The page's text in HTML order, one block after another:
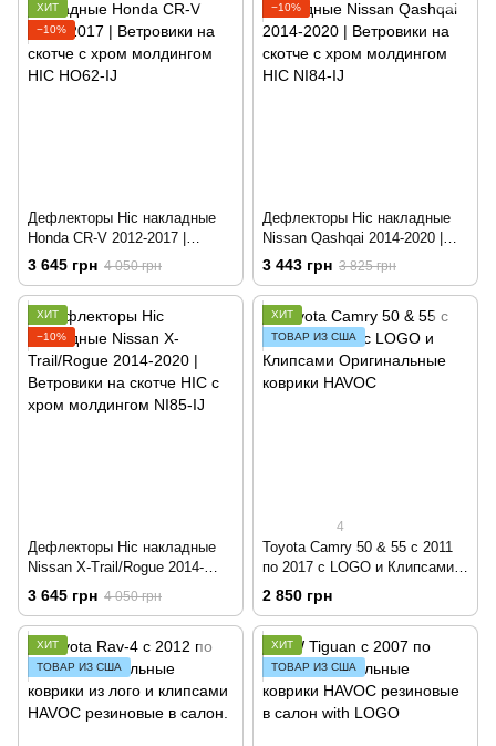
ХИТ
−10%
Дефлекторы Hic накладные
Honda CR-V 2012-2017 |
Ветровики на скотче с хром
молдингом HIC HO62-IJ
3 645 грн 4 050 грн
−10%
Дефлекторы Hic накладные
Nissan Qashqai 2014-2020 |
Ветровики на скотче с хром
молдингом HIC NI84-IJ
3 443 грн 3 825 грн
ХИТ
−10%
Дефлекторы Hic накладные
Nissan X-Trail/Rogue 2014-
2020 | Ветровики на скотче
HIC с хром молдингом NI85-IJ
3 645 грн 4 050 грн
ХИТ
ТОВАР ИЗ США
4
Toyota Camry 50 & 55 c 2011
по 2017 с LOGO и Клипсами
Оригинальные коврики
2 850 грн
ХИТ
ТОВАР ИЗ США
ХИТ
ТОВАР ИЗ США